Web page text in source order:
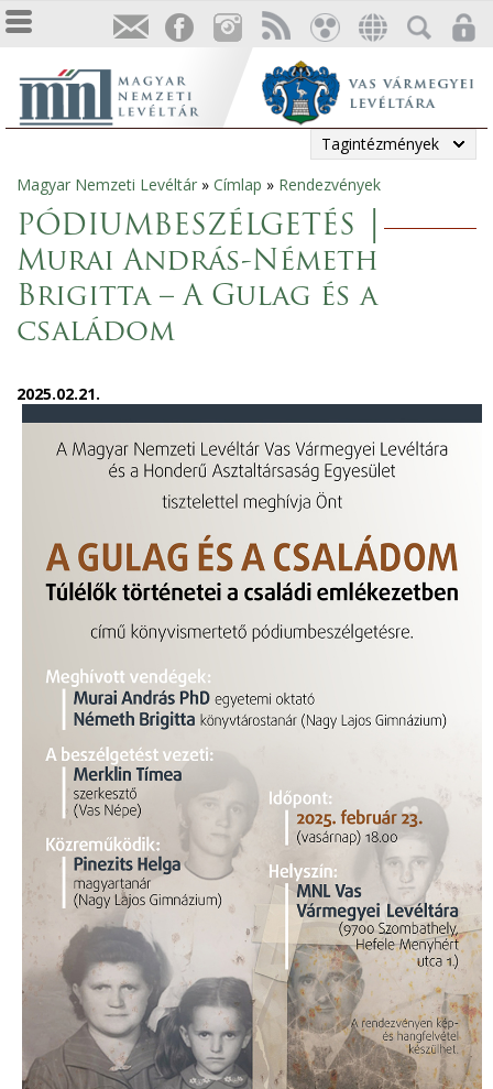
Tagintézmények
Jelenlegi
hely
Magyar Nemzeti Levéltár » Címlap » Rendezvények
PÓDIUMBESZÉLGETÉS │
Murai András-Németh
Brigitta – A Gulag és a
családom
2025.02.21.